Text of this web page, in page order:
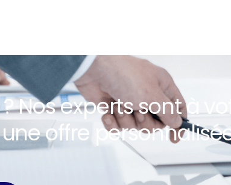
? Nos experts sont à
offre